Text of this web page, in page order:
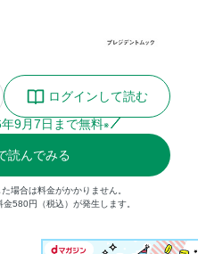
ログインして読む
年9月7日まで無料※
読んでみる
場合は料金がかかりません。
580円（税込）が発生します。